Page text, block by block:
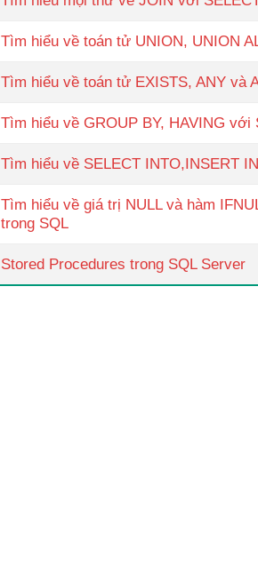
Tìm hiểu về toán tử UNION, UNION
Tìm hiểu về toán tử EXISTS, ANY và
Tìm hiểu về GROUP BY, HAVING với
Tìm hiểu về SELECT INTO,INSERT
Tìm hiểu về giá trị NULL và hàm
trong SQL
Stored Procedures trong SQL Server